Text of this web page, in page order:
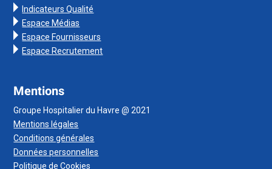
Indicateurs Qualité
Espace Médias
Espace Fournisseurs
Espace Recrutement
Mentions
Groupe Hospitalier du Havre @ 2021
Mentions légales
Conditions générales
Données personnelles
Politique de Cookies